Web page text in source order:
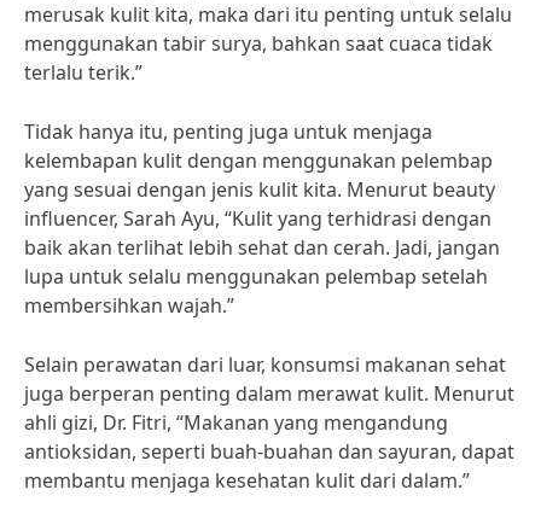
merusak kulit kita, maka dari itu penting untuk selalu
menggunakan tabir surya, bahkan saat cuaca tidak
terlalu terik.”
Tidak hanya itu, penting juga untuk menjaga
kelembapan kulit dengan menggunakan pelembap
yang sesuai dengan jenis kulit kita. Menurut beauty
influencer, Sarah Ayu, “Kulit yang terhidrasi dengan
baik akan terlihat lebih sehat dan cerah. Jadi, jangan
lupa untuk selalu menggunakan pelembap setelah
membersihkan wajah.”
Selain perawatan dari luar, konsumsi makanan sehat
juga berperan penting dalam merawat kulit. Menurut
ahli gizi, Dr. Fitri, “Makanan yang mengandung
antioksidan, seperti buah-buahan dan sayuran, dapat
membantu menjaga kesehatan kulit dari dalam.”